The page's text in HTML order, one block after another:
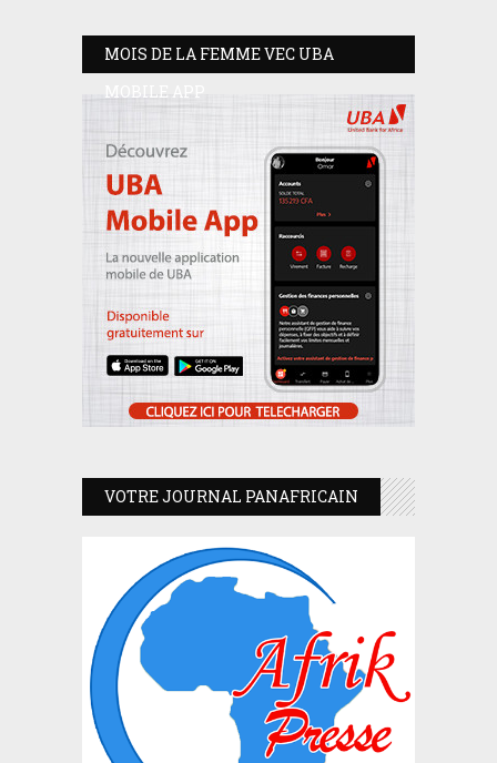
MOIS DE LA FEMME VEC UBA
MOBILE APP
VOTRE JOURNAL PANAFRICAIN